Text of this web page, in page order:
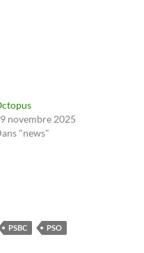
novembre 2025
"news"
PSBC PSO